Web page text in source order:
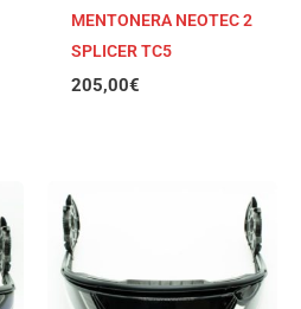
MENTONERA NEOTEC 2
SPLICER TC5
205,00€